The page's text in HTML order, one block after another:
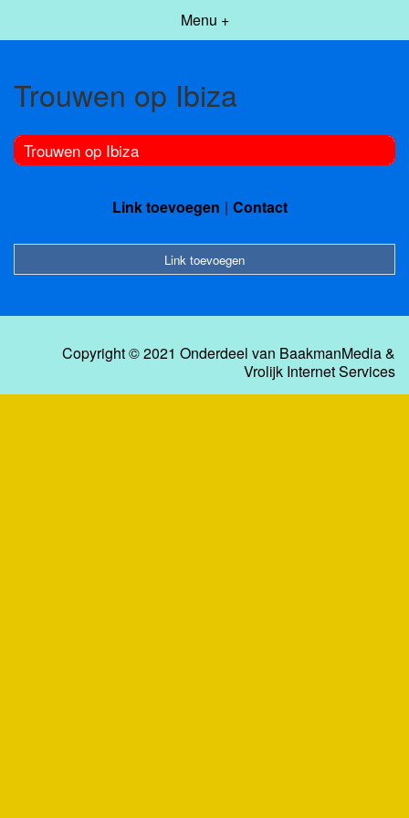
Menu +
Trouwen op Ibiza
Trouwen op Ibiza
Link toevoegen Contact
Link toevoegen
Copyright © 2021 Onderdeel van BaakmanMedia&
Vrolijk Internet Services